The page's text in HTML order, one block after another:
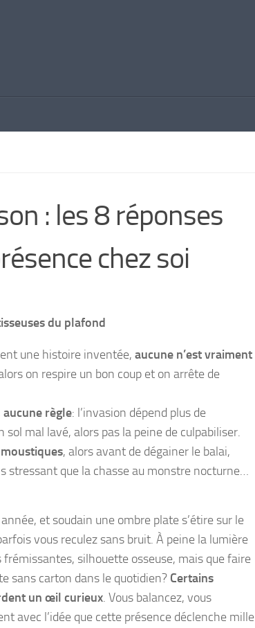
: les 8 réponses
chez soi
du plafond
une histoire inventée, aucune n’est vraiment
on respire un bon coup et on arrête de
aucune règle: l’invasion dépend plus de
sol mal lavé, alors pas la peine de culpabiliser.
, alors avant de dégainer le balai,
stressant que la chasse au monstre nocturne…
et soudain une ombre plate s’étire sur le
vous reculez sans bruit. À peine la lumière
silhouette osseuse, mais que faire
sans carton dans le quotidien? Certains
un œil curieux. Vous balancez, vous
avec l’idée que cette présence déclenche mille